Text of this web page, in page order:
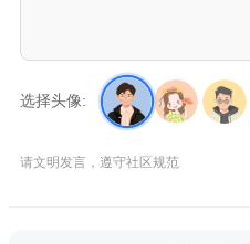
选择头像:
请文明发言，遵守社区规范